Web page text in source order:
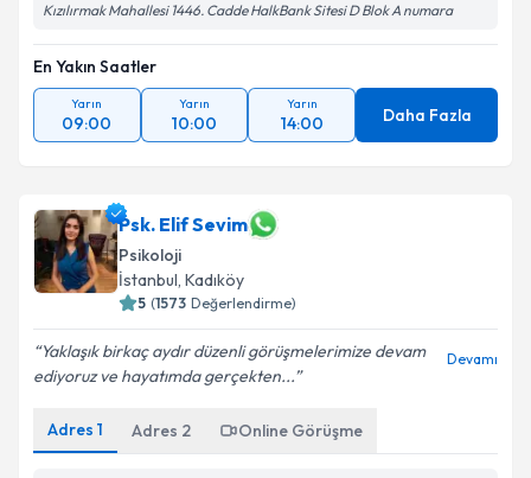
Kızılırmak Mahallesi 1446. Cadde HalkBank Sitesi D Blok A numara
En Yakın Saatler
Yarın
09:00
Yarın
10:00
Yarın
14:00 Daha Fazla
Psk. Elif Sevim
Psikoloji
İstanbul, Kadıköy
5 (1573 Değerlendirme)
Yaklaşık birkaç aydır düzenli görüşmelerimize devam
ediyoruz ve hayatımda gerçekten...
Devamı
Adres 1 Adres 2 Online Görüşme